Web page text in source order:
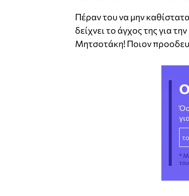
Πέραν του να μην
δείχνει το άγχος της για
Μητσοτάκη! Ποιον
*